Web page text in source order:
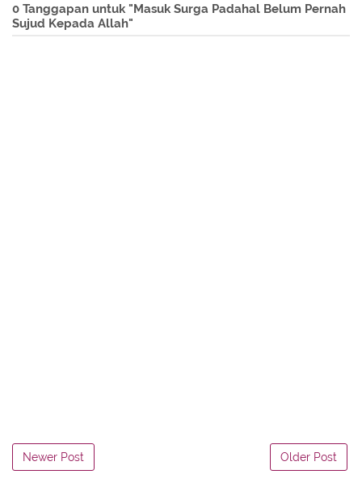
0 Tanggapan untuk "Masuk Surga Padahal Belum Pernah
Sujud Kepada Allah"
Newer Post Older Post